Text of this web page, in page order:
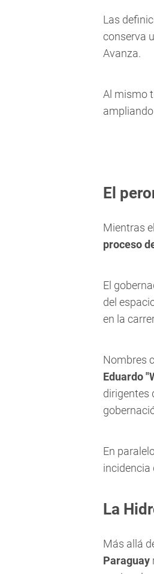
Las
conserva
Avanza.
Al mismo
El
Mientras
proceso
El
del
en la
Nombres
Eduardo
dirigentes
En
incidencia
La
Más allá
Paraguay